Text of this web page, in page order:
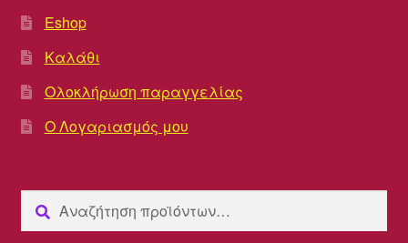
Eshop
Καλάθι
Ολοκλήρωση παραγγελίας
Ο Λογαριασμός μου
Αναζήτηση
για:
Αναζήτηση